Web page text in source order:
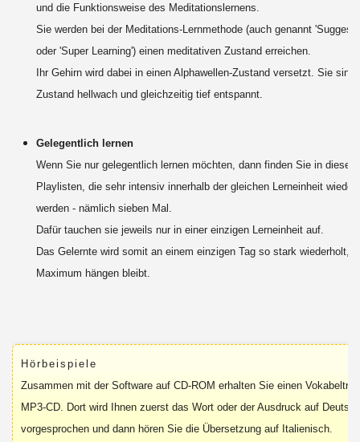
und die Funktionsweise des Meditationslernens.
Sie werden bei der Meditations-Lernmethode (auch genannt
oder 'Super Learning') einen meditativen Zustand erreichen.
Ihr Gehirn wird dabei in einen Alphawellen-Zustand versetzt. Sie sind
Zustand hellwach und gleichzeitig tief entspannt.
Gelegentlich lernen
Wenn Sie nur gelegentlich lernen möchten, dann finden Sie in
Playlisten, die sehr intensiv innerhalb der gleichen Lerneinheit
werden - nämlich sieben Mal.
Dafür tauchen sie jeweils nur in einer einzigen Lerneinheit auf.
Das Gelernte wird somit an einem einzigen Tag so stark wiederholt,
Maximum hängen bleibt.
Hörbeispiele
Zusammen mit der Software auf CD-ROM erhalten Sie einen
MP3-CD. Dort wird Ihnen zuerst das Wort oder der Ausdruck auf Deutsch
vorgesprochen und dann hören Sie die Übersetzung auf Italienisch.